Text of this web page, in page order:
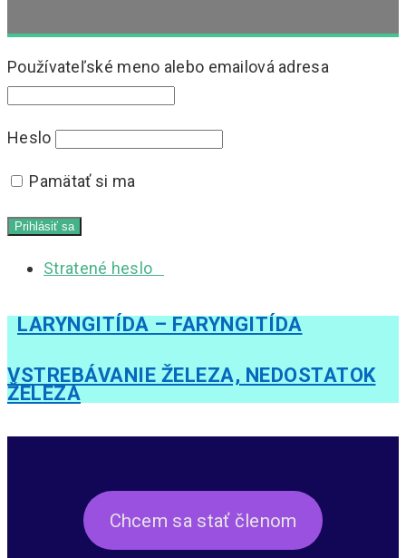
Používateľské meno alebo emailová adresa
Heslo
Pamätať si ma
Stratené heslo
LARYNGITÍDA – FARYNGITÍDA
VSTREBÁVANIE ŽELEZA, NEDOSTATOK
ŽELEZA
Chcem sa stať členom